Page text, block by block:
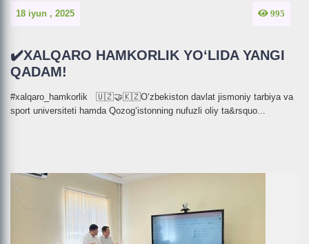
18 iyun , 2025 995
✔️XALQARO HAMKORLIK YO‘LIDA YANGI
QADAM!
#xalqaro_hamkorlik 🇺🇿🤝🇰🇿O‘zbekiston davlat jismoniy tarbiya va
sport universiteti hamda Qozog‘istonning nufuzli oliy ta&rsquo...